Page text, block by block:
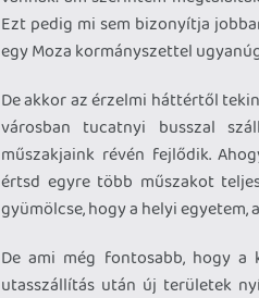
Ezt pedig mi sem bizonyítja
egy Moza kormányszettel
De akkor az érzelmi háttértől
városban tucatnyi busszal
műszakjaink révén fejlődik.
értsd egyre több műszakot
gyümölcse, hogy a helyi egyetem,
De ami még fontosabb, hogy a
utasszállítás után új területek